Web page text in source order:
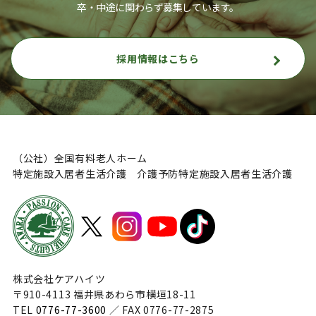
卒・中途に関わらず募集しています。
採用情報はこちら
（公社）全国有料老人ホーム
特定施設入居者生活介護 介護予防特定施設入居者生活介護
株式会社ケアハイツ
〒910-4113 福井県あわら市横垣18-11
TEL 0776-77-3600 ／ FAX 0776-77-2875